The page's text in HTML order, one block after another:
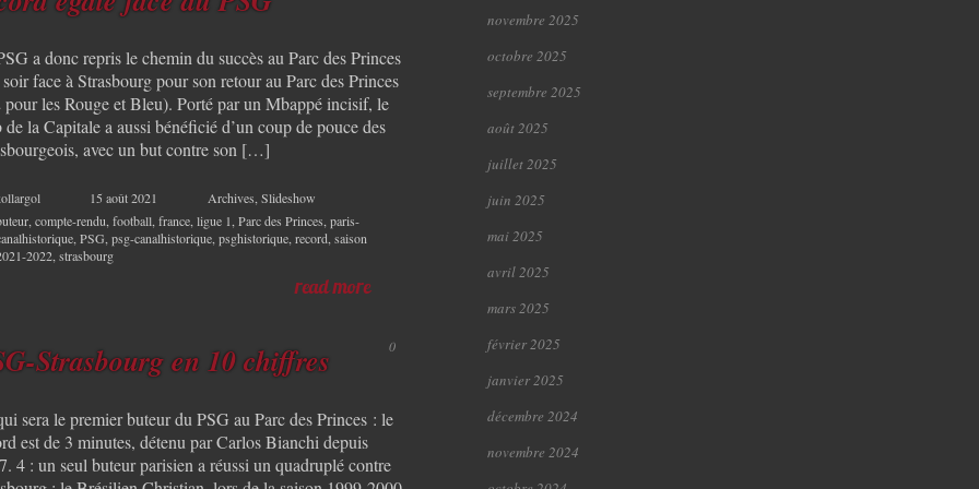
a donc repris le chemin du succès au Parc des Princes
face à Strasbourg pour son retour au Parc des Princes
pour les Rouge et Bleu). Porté par un Mbappé incisif, le
de la Capitale a aussi bénéficié d’un coup de pouce des
avec un but contre son […]
15 août 2021 Archives,Slideshow
,compte-rendu,football,france,ligue 1,Parc des Princes,paris-
,PSG,psg-canalhistorique,psghistorique,record,saison
2022,strasbourg
read more
0
Strasbourg en 10 chiffres
sera le premier buteur du PSG au Parc des Princes : le
est de 3 minutes, détenu par Carlos Bianchi depuis
4 : un seul buteur parisien a réussi un quadruplé contre
novembre 2025
octobre 2025
septembre 2025
août 2025
juillet 2025
juin 2025
mai 2025
avril 2025
mars 2025
février 2025
janvier 2025
décembre 2024
novembre 2024